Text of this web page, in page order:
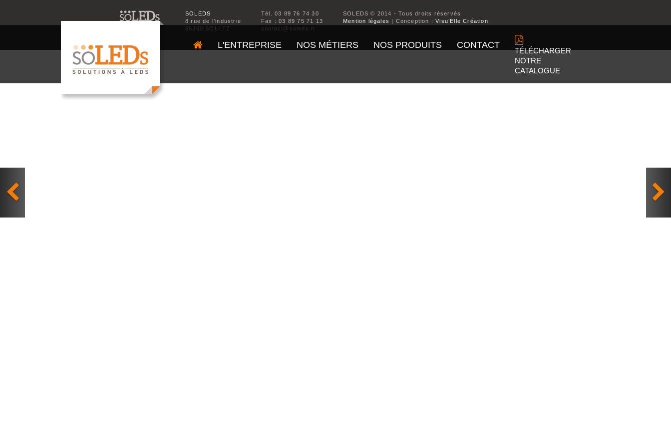
L'ENTREPRISE NOS MÉTIERS NOS PRODUITS CONTACT
TÉLÉCHARGER
NOTRE
CATALOGUE
SOLEDS
8 rue de l’industrie
68360 SOULTZ
Tél. 03 89 76 74 30
Fax : 03 89 75 71 13
contact@soleds.fr
SOLEDS © 2014 - Tous droits réservés
Mention légales | Conception :Visu’Elle Création